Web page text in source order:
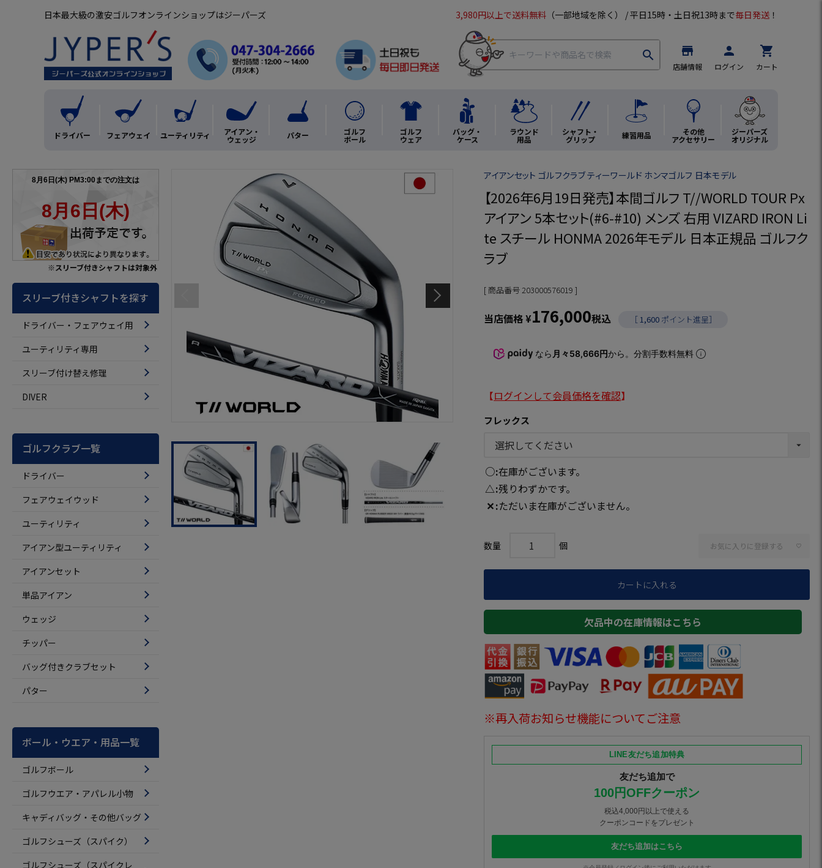
日本最大級の激安ゴルフオンラインショップはジーパーズ 3,980円以上で送料無料 （一部地域を除く） / 平日15時・土日祝13時まで毎日発送 ！
search store
店舗情報
person
ログイン
shopping_cart
カート
ドライバー フェアウェイ ユーティリティ アイアン・
ウェッジ パター ゴルフ
ボール
ゴルフ
ウェア
バッグ・
ケース
ラウンド
用品
シャフト・
グリップ 練習用品 その他
アクセサリー
ジーパーズ
オリジナル
※スリーブ付きシャフトは対象外
スリーブ付きシャフトを探す
ドライバー・フェアウェイ用
ユーティリティ専用
スリーブ付け替え修理
DIVER
ゴルフクラブ一覧
ドライバー
フェアウェイウッド
ユーティリティ
アイアン型ユーティリティ
アイアンセット
単品アイアン
ウェッジ
チッパー
バッグ付きクラブセット
パター
ボール・ウエア・用品一覧
ゴルフボール
ゴルフウエア・アパレル小物
キャディバッグ・その他バッグ
ゴルフシューズ（スパイク）
ゴルフシューズ（スパイクレ
アイアンセット ゴルフクラブ ティーワールド ホンマゴルフ 日本モデル
【2026年6月19日発売】本間ゴルフ T//WORLD TOUR Px
アイアン 5本セット(#6-#10) メンズ 右用 VIZARD IRON Li
te スチール HONMA 2026年モデル 日本正規品 ゴルフク
ラブ
商品番号203000576019
当店価格¥176,000税込 ［1,600 ポイント進呈］
なら 月々58,666円から。分割手数料無料
【ログインして会員価格を確認】
フレックス
○ 在庫がございます。
△ 残りわずかです。
✕ ただいま在庫がございません。
お気に入りに登録する
カートに入れる
欠品中の在庫情報はこちら
※再入荷お知らせ機能についてご注意
LINE友だち追加特典
友だち追加で
100円OFFクーポン
税込4,000円以上で使える
クーポンコードをプレゼント
友だち追加はこちら